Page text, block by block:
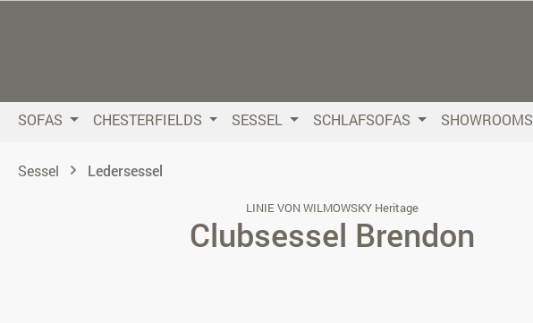
SOFAS CHESTERFIELDS SESSEL SCHLAFSOFAS SHOWROOMS
Sessel Ledersessel
LINIE VON WILMOWSKY Heritage
Clubsessel Brendon